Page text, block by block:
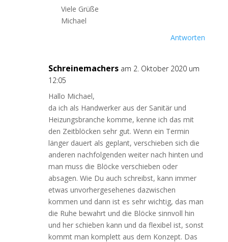
Viele Grüße
Michael
Antworten
Schreinemachers am 2. Oktober 2020 um
12:05
Hallo Michael,
da ich als Handwerker aus der Sanitär und
Heizungsbranche komme, kenne ich das mit
den Zeitblöcken sehr gut. Wenn ein Termin
länger dauert als geplant, verschieben sich die
anderen nachfolgenden weiter nach hinten und
man muss die Blöcke verschieben oder
absagen. Wie Du auch schreibst, kann immer
etwas unvorhergesehenes dazwischen
kommen und dann ist es sehr wichtig, das man
die Ruhe bewahrt und die Blöcke sinnvoll hin
und her schieben kann und da flexibel ist, sonst
kommt man komplett aus dem Konzept. Das